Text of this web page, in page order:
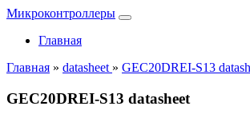
Микроконтроллеры
Главная
Главная » datasheet » GEC20DREI-S13
GEC20DREI-S13 datasheet